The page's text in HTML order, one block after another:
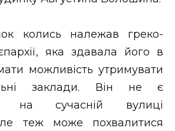
колись належав греко-
яка здавала його в
можливість утримувати
заклади. Він не є
на сучасній вулиці
теж може похвалитися